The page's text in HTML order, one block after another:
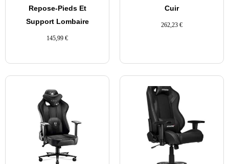
Repose-Pieds Et
Support Lombaire
145,99 €
Cuir
262,23 €